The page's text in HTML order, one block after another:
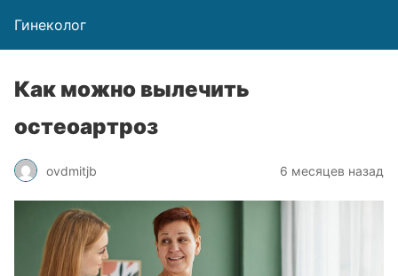
Гинеколог
Как можно вылечить
остеоартроз
ovdmitjb 6 месяцев назад